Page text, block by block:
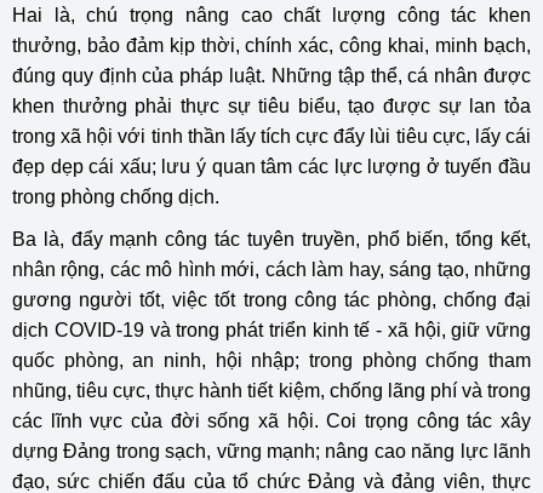
Hai là, chú trọng nâng cao chất lượng công tác khen
thưởng, bảo đảm kịp thời, chính xác, công khai, minh bạch,
đúng quy định của pháp luật. Những tập thể, cá nhân được
khen thưởng phải thực sự tiêu biểu, tạo được sự lan tỏa
trong xã hội với tinh thần lấy tích cực đẩy lùi tiêu cực, lấy cái
đẹp dẹp cái xấu; lưu ý quan tâm các lực lượng ở tuyến đầu
trong phòng chống dịch.
Ba là, đẩy mạnh công tác tuyên truyền, phổ biến, tổng kết,
nhân rộng, các mô hình mới, cách làm hay, sáng tạo, những
gương người tốt, việc tốt trong công tác phòng, chống đại
dịch COVID-19 và trong phát triển kinh tế - xã hội, giữ vững
quốc phòng, an ninh, hội nhập; trong phòng chống tham
nhũng, tiêu cực, thực hành tiết kiệm, chống lãng phí và trong
các lĩnh vực của đời sống xã hội. Coi trọng công tác xây
dựng Đảng trong sạch, vững mạnh; nâng cao năng lực lãnh
đạo, sức chiến đấu của tổ chức Đảng và đảng viên, thực